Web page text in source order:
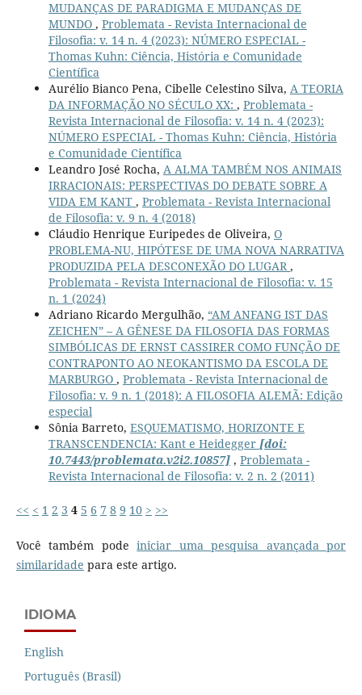
MUDANÇAS DE PARADIGMA E MUDANÇAS DE
MUNDO , Problemata - Revista Internacional de
Filosofia: v. 14 n. 4 (2023): NÚMERO ESPECIAL -
Thomas Kuhn: Ciência, História e Comunidade
Científica
Aurélio Bianco Pena, Cibelle Celestino Silva, A TEORIA
DA INFORMAÇÃO NO SÉCULO XX: , Problemata -
Revista Internacional de Filosofia: v. 14 n. 4 (2023):
NÚMERO ESPECIAL - Thomas Kuhn: Ciência, História
e Comunidade Científica
Leandro José Rocha, A ALMA TAMBÉM NOS ANIMAIS
IRRACIONAIS: PERSPECTIVAS DO DEBATE SOBRE A
VIDA EM KANT , Problemata - Revista Internacional
de Filosofia: v. 9 n. 4 (2018)
Cláudio Henrique Euripedes de Oliveira, O
PROBLEMA-NU, HIPÓTESE DE UMA NOVA NARRATIVA
PRODUZIDA PELA DESCONEXÃO DO LUGAR,
Problemata - Revista Internacional de Filosofia: v. 15
n. 1 (2024)
Adriano Ricardo Mergulhão, “AM ANFANG IST DAS
ZEICHEN” – A GÊNESE DA FILOSOFIA DAS FORMAS
SIMBÓLICAS DE ERNST CASSIRER COMO FUNÇÃO DE
CONTRAPONTO AO NEOKANTISMO DA ESCOLA DE
MARBURGO , Problemata - Revista Internacional de
Filosofia: v. 9 n. 1 (2018): A FILOSOFIA ALEMÃ: Edição
especial
Sônia Barreto, ESQUEMATISMO, HORIZONTE E
TRANSCENDENCIA: Kant e Heidegger [doi:
10.7443/problemata.v2i2.10857], Problemata -
Revista Internacional de Filosofia: v. 2 n. 2 (2011)
<< < 1 2 3 4 5 6 7 8 9 10 > >>
Você também podeiniciar uma pesquisa avançada por
similaridade para este artigo.
IDIOMA
English
Português (Brasil)